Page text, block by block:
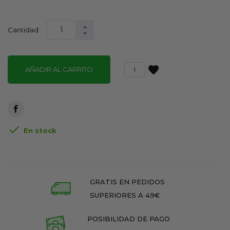
Cantidad
AÑADIR AL CARRITO favorite
1
 En stock
GRATIS EN PEDIDOS
SUPERIORES A 49€
POSIBILIDAD DE PAGO